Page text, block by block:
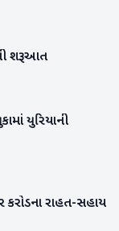
શરૂઆત
કરોડના રાહત-સહાય